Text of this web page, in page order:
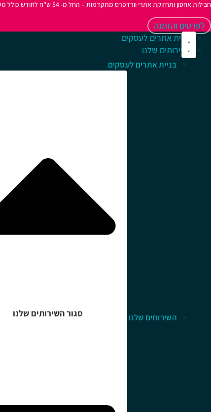
חבילות אחסון ותחזוקת אתרי וורדפרס מתקדמות – החל מ- 54 ש"ח לחודש כולל מע"מ
לפרטים והזמנה
בניית אתרים לעסקים
השירותים שלנו סגור השירותים שלנו
בניית אתרים לעסקים
השירותים שלנו